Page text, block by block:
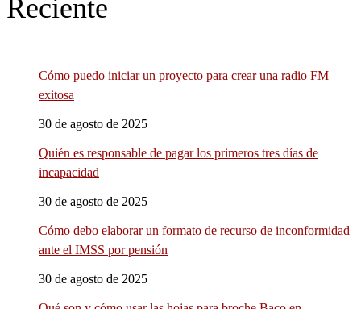
Reciente
Cómo puedo iniciar un proyecto para crear una radio FM
exitosa
30 de agosto de 2025
Quién es responsable de pagar los primeros tres días de
incapacidad
30 de agosto de 2025
Cómo debo elaborar un formato de recurso de inconformidad
ante el IMSS por pensión
30 de agosto de 2025